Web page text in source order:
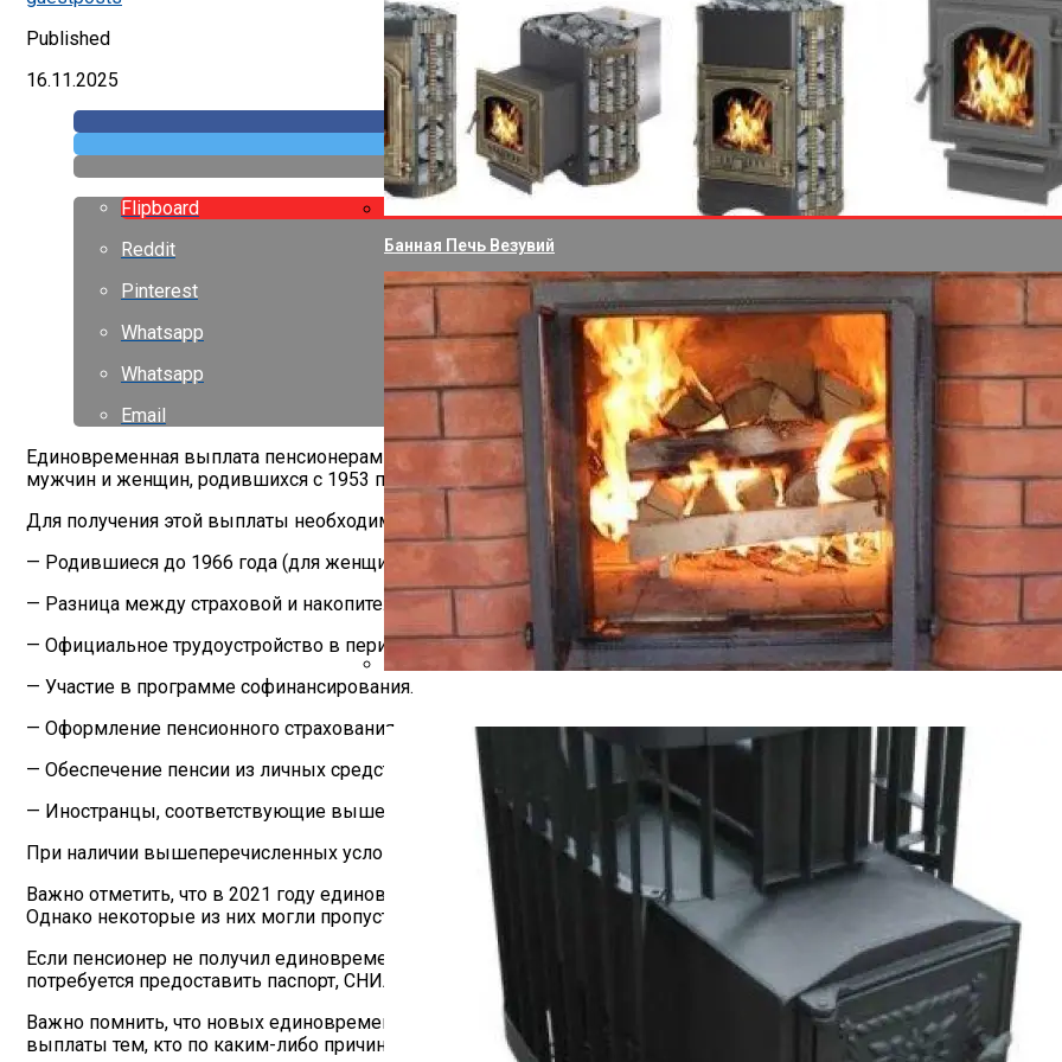
Банная Печь Везувий
Published
16.11.2025
Flipboard
Reddit
Pinterest
Whatsapp
Whatsapp
Email
Единовременная выплата пенсионерам не распространяется на всех граждан, достигших пенсионного возраста,
мужчин и женщин, родившихся с 1953 по 1966 год для мужчин и с 1957 по 1966 год для женщин.
Для получения этой выплаты необходимо соответствовать ряду дополнительных условий, установленных ФЗ
— Родившиеся до 1966 года (для женщин с 1957 года и для мужчин с 1953 года).
— Разница между страховой и накопительной частями пенсии должна быть не более 5%.
— Официальное трудоустройство в период с 2002 по 2004 год.
— Участие в программе софинансирования.
— Оформление пенсионного страхования.
— Обеспечение пенсии из личных средств.
— Иностранцы, соответствующие вышеперечисленным требованиям и проживающие на территории Российской
При наличии вышеперечисленных условий пенсионеры могут обратиться в СФР с соответствующими
Важно отметить, что в 2021 году единовременная выплата в размере 10 000 рублей была утверждена
Однако некоторые из них могли пропустить эту выплату по разным причинам.
Если пенсионер не получил единовременную выплату в 2021 году, он может обратиться за ней в 2024 году в СФР
потребуется предоставить паспорт, СНИЛС и другие необходимые документы.
Важно помнить, что новых единовременных выплат всем пенсионерам в 2024 году не предусмотрено, и речь
выплаты тем, кто по каким-либо причинам не воспользовался своим правом на нее.